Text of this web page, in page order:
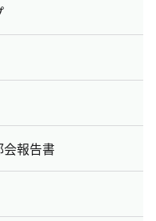
報告書